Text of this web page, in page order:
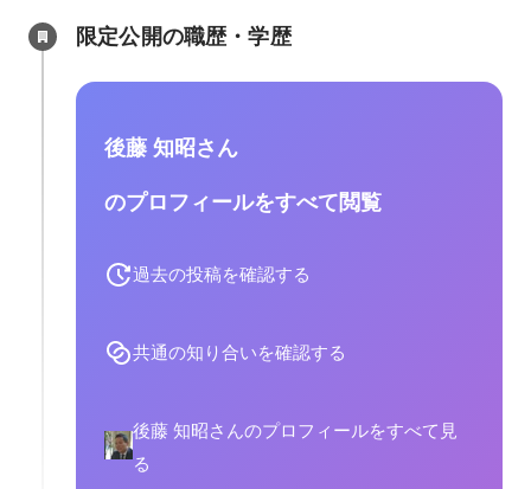
限定公開の職歴・学歴
後藤 知昭さん
のプロフィールをすべて閲覧
過去の投稿を確認する
共通の知り合いを確認する
後藤 知昭さんのプロフィールをすべて見
る